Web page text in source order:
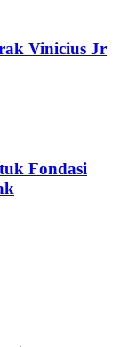
Vinicius Jr
Fondasi